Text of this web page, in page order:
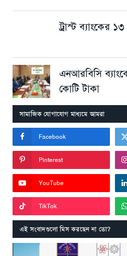
ট্রাস্ট ব্যাংকের
এনআরবিসি
কোটি টাকা
সামাজিক যোগাযোগ মাধ্যমে আমরা
Facebook
Pinterest
YouTube
TikTok
এই সংবাদগুলো মিস করছেন না তো?